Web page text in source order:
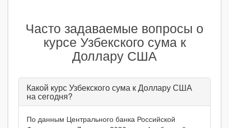
Часто задаваемые вопросы о
курсе Узбекского сума к
Доллару США
Какой курс Узбекского сума к Доллару США
на сегодня?
По данным Центрального банка Российской